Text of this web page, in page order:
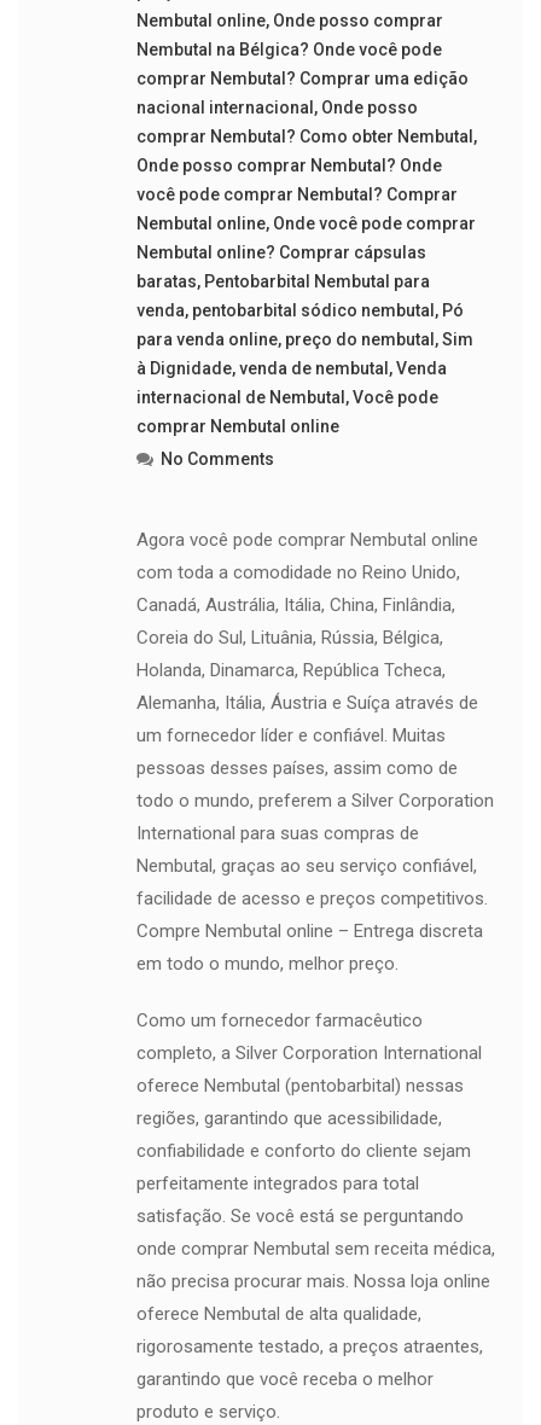
Nembutal online, Onde posso comprar
Nembutal na Bélgica? Onde você pode
comprar Nembutal? Comprar uma edição
nacional internacional , Onde posso
comprar Nembutal? Como obter Nembutal ,
Onde posso comprar Nembutal? Onde
você pode comprar Nembutal? Comprar
Nembutal online, Onde você pode comprar
Nembutal online? Comprar cápsulas
baratas, Pentobarbital Nembutal para
venda, pentobarbital sódico nembutal , Pó
para venda online, preço do nembutal ,Sim
à Dignidade,venda de nembutal ,Venda
internacional de Nembutal ,Você pode
comprar Nembutal online
No Comments
Agora você pode comprar Nembutal online
com toda a comodidade no Reino Unido,
Canadá, Austrália, Itália, China, Finlândia,
Coreia do Sul, Lituânia, Rússia, Bélgica,
Holanda, Dinamarca, República Tcheca,
Alemanha, Itália, Áustria e Suíça através de
um fornecedor líder e confiável. Muitas
pessoas desses países, assim como de
todo o mundo, preferem a Silver Corporation
International para suas compras de
Nembutal, graças ao seu serviço confiável,
facilidade de acesso e preços competitivos.
Compre Nembutal online – Entrega discreta
em todo o mundo, melhor preço.
Como um fornecedor farmacêutico
completo, a Silver Corporation International
oferece Nembutal (pentobarbital) nessas
regiões, garantindo que acessibilidade,
confiabilidade e conforto do cliente sejam
perfeitamente integrados para total
satisfação. Se você está se perguntando
onde comprar Nembutal sem receita médica,
não precisa procurar mais. Nossa loja online
oferece Nembutal de alta qualidade,
rigorosamente testado, a preços atraentes,
garantindo que você receba o melhor
produto e serviço.